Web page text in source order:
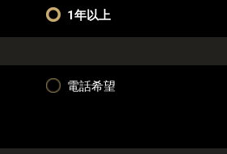
1年以上
電話希望